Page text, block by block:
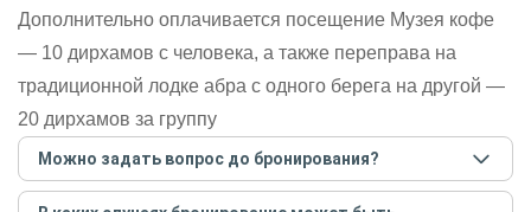
Дополнительно оплачивается посещение Музея кофе
— 10 дирхамов с человека, а также переправа на
традиционной лодке абра с одного берега на другой —
20 дирхамов за группу
Можно задать вопрос до бронирования?
Достаточно перейти по ссылке «Задать вопрос» и